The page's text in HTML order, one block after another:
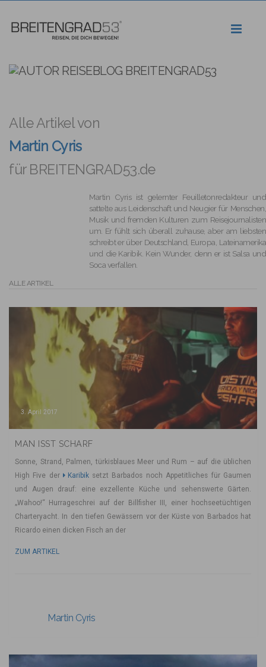
Alle Artikel von
Martin Cyris
für BREITENGRAD53.de
Martin Cyris ist gelernter Feuilletonredakteur und
sattelte aus Leidenschaft und Neugier für Menschen,
Musik und fremden Kulturen zum Reisejournalisten
um. Er fühlt sich überall zuhause, aber am liebsten
schreibt er über Deutschland, Europa, Lateinamerika
und die Karibik. Kein Wunder, denn er ist Salsa und
Soca verfallen.
ALLE ARTIKEL
3. April 2017
MAN ISST SCHARF
Sonne, Strand, Palmen, türkisblaues Meer und Rum – auf die üblichen
High Five der
Karibiksetzt Barbados noch Appetitliches für Gaumen
und Augen drauf: eine exzellente Küche und sehenswerte Gärten.
„Wahoo!“ Hurrageschrei auf der Billfisher III, einer hochseetüchtigen
Charteryacht. In den tiefen Gewässern vor der Küste von Barbados hat
Ricardo einen dicken Fisch an der
ZUM ARTIKEL
Martin Cyris